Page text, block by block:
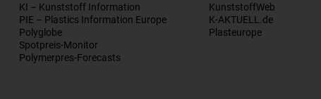
KI – Kunststoff Information
PIE – Plastics Information Europe
Polyglobe
Spotpreis-Monitor
Polymerpres-Forecasts
KunststoffWeb
K-AKTUELL.de
Plasteurope